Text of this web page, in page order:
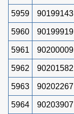
5959 90199143
5960 90199919
5961 90200009
5962 90201582
5963 90202267
5964 90203907